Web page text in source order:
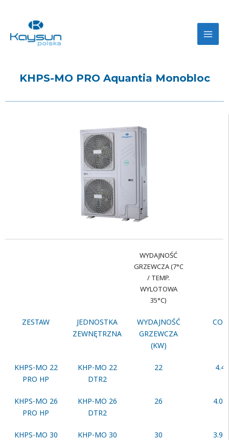
KHPS-MO PRO Aquantia Monobloc
WYDAJNOŚĆ
GRZEWCZA (7°C
/ TEMP.
WYLOTOWA
35°C)
ZESTAW
JEDNOSTKA
ZEWNĘTRZNA
WYDAJNOŚĆ
GRZEWCZA
(KW)
COP
KHPS-MO 22
PRO HP
KHP-MO 22
DTR2
22 4.4
KHPS-MO 26
PRO HP
KHP-MO 26
DTR2
26 4.08
KHPS-MO 30
KHP-MO 30
30 3.91